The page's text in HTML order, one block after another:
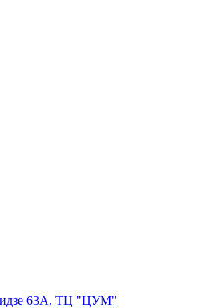
63А, ТЦ "ЦУМ"